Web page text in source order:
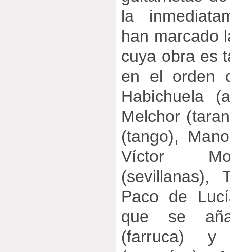
la
han marcado
cuya obra es
en el orden
Habichuela
Melchor
(tango),
Víctor
(sevillanas),
Paco de
que se
(farruca) y